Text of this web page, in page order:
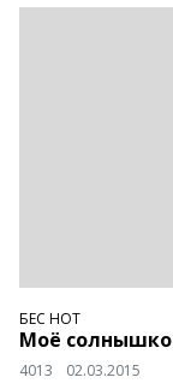
БЕС НОТ
Моё солнышко
4013 02.03.2015